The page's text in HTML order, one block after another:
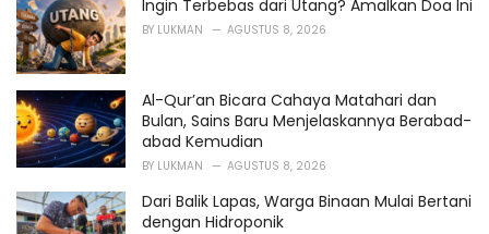
Ingin Terbebas dari Utang? Amalkan Doa Ini
BY LUKMAN AGUSTUS 8, 2026
Al-Qur’an Bicara Cahaya Matahari dan
Bulan, Sains Baru Menjelaskannya Berabad-
abad Kemudian
BY LUKMAN AGUSTUS 8, 2026
Dari Balik Lapas, Warga Binaan Mulai Bertani
dengan Hidroponik